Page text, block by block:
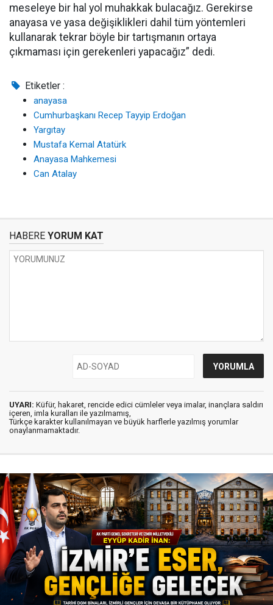
meseleye bir hal yol muhakkak bulacağız. Gerekirse
anayasa ve yasa değişiklikleri dahil tüm yöntemleri
kullanarak tekrar böyle bir tartışmanın ortaya
çıkmaması için gerekenleri yapacağız” dedi.
Etiketler :
anayasa
Cumhurbaşkanı Recep Tayyip Erdoğan
Yargıtay
Mustafa Kemal Atatürk
Anayasa Mahkemesi
Can Atalay
HABERE YORUM KAT
UYARI: Küfür, hakaret, rencide edici cümleler veya imalar, inançlara saldırı
içeren, imla kuralları ile yazılmamış,
Türkçe karakter kullanılmayan ve büyük harflerle yazılmış yorumlar
onaylanmamaktadır.